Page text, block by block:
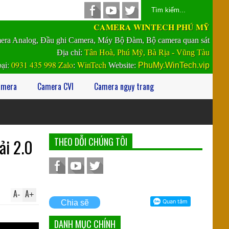
CAMERA WINTECH PHÚ MỸ
Analog, Đầu ghi Camera, Máy Bộ Đàm, Bộ camera quan sát
Địa chỉ: Tân Hoà, Phú Mỹ, Bà Rịa - Vũng Tàu
:0931 435 998Zalo: WinTech Website: PhuMy.WinTech.vip
Camera CVI Camera ngụy trang
2.0
A+
A-
THEO DỖI CHÚNG TÔI
Chia sẽ
DANH MỤC CHÍNH